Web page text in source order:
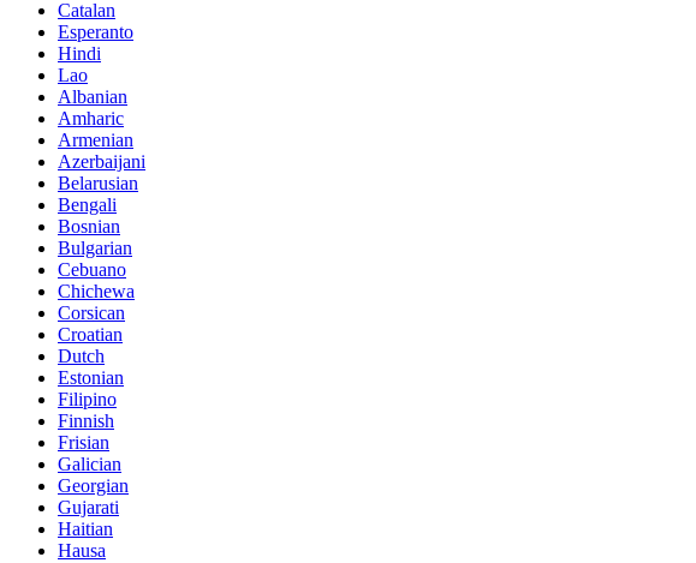
Catalan
Esperanto
Hindi
Lao
Albanian
Amharic
Armenian
Azerbaijani
Belarusian
Bengali
Bosnian
Bulgarian
Cebuano
Chichewa
Corsican
Croatian
Dutch
Estonian
Filipino
Finnish
Frisian
Galician
Georgian
Gujarati
Haitian
Hausa